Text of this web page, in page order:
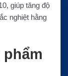
giúp tăng độ
nghiệt hằng